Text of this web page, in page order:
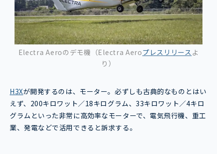
Electra Aeroのデモ機（Electra Aeroプレスリリース よ
り）
H3Xが開発するのは、モーター。必ずしも古典的なものとはい
えず、200キロワット／18キログラム、33キロワット／4キロ
グラムといった非常に高効率なモーターで、電気飛行機、重工
業、発電などで活用できると訴求する。